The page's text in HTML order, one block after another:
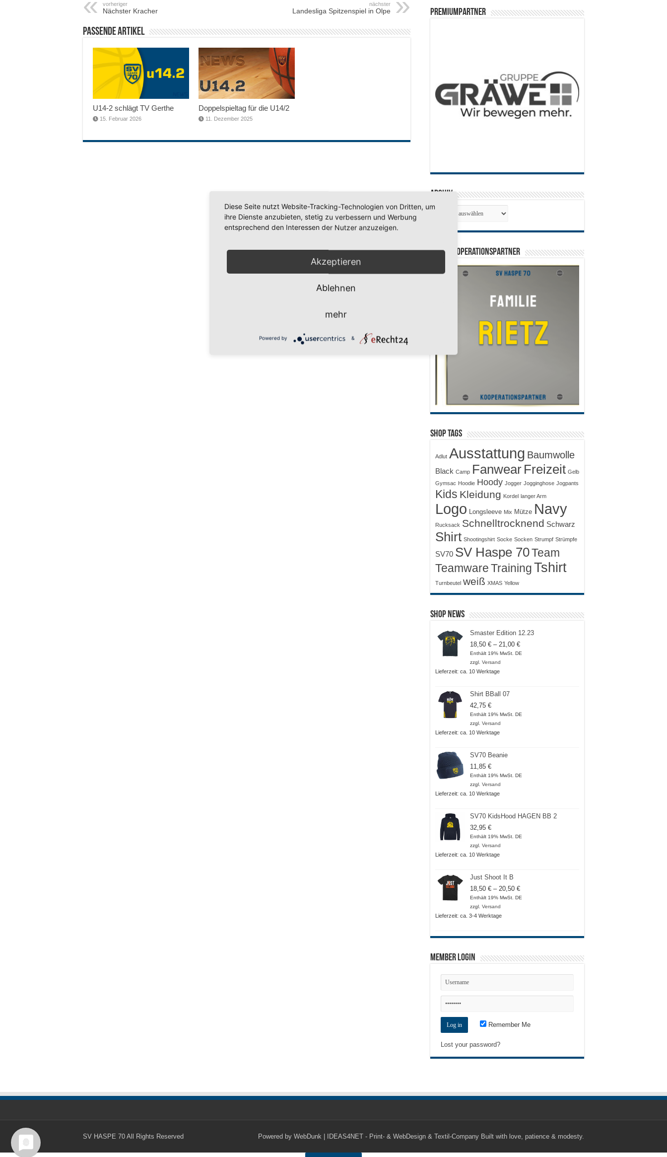
vorheriger
Nächster Kracher
nächster
Landesliga Spitzenspiel in Olpe
Passende Artikel
U14-2 schlägt TV Gerthe
15. Februar 2026
Doppelspieltag für die U14/2
11. Dezember 2025
PREMIUMPARTNER
Archiv
SV 70 Kooperationspartner
Shop Tags
Adlut Ausstattung Baumwolle
Black Camp Fanwear Freizeit Gelb
Gymsac Hoodie Hoody Jogger Jogginghose Jogpants
Kids Kleidung Kordel langer Arm
Logo Longsleeve Mix Mütze Navy
Rucksack Schnelltrocknend Schwarz
Shirt Shootingshirt Socke Socken Strumpf Strümpfe
SV70 SV Haspe 70Team
Teamware TrainingTshirt
Turnbeutel weiß XMAS Yellow
Shop News
Smaster Edition 12.23
18,50 € – 21,00 €Preisspanne:
18,50 €
Enthält 19% MwSt. DE
zzgl. Versand
Lieferzeit: ca. 10 Werktage
Shirt BBall 07
42,75 €
Enthält 19% MwSt. DE
zzgl. Versand
Lieferzeit: ca. 10 Werktage
SV70 Beanie
11,85 €
Enthält 19% MwSt. DE
zzgl. Versand
Lieferzeit: ca. 10 Werktage
SV70 KidsHood HAGEN BB 2
32,95 €
Enthält 19% MwSt. DE
zzgl. Versand
Lieferzeit: ca. 10 Werktage
Just Shoot It B
18,50 € – 20,50 €Preisspanne:
18,50 €
Enthält 19% MwSt. DE
zzgl. Versand
Lieferzeit: ca. 3-4 Werktage
Member Login
Remember Me
Lost your password?
Powered by WebDunk | IDEAS4NET - Print- & WebDesign & Textil-Company Built with love, patience & modesty.
SV HASPE 70 All Rights Reserved
Diese Seite nutzt Website-Tracking-Technologien von Dritten, um
ihre Dienste anzubieten, stetig zu verbessern und Werbung
entsprechend den Interessen der Nutzer anzuzeigen.
Akzeptieren
Ablehnen
mehr
Powered by &